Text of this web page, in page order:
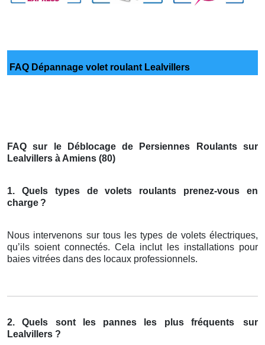
FAQ Dépannage volet roulant Lealvillers
FAQ sur le Déblocage de Persiennes Roulants sur
Lealvillers à Amiens (80)
1. Quels types de volets roulants prenez-vous en
charge ?
Nous intervenons sur tous les types de volets électriques,
qu’ils soient connectés. Cela inclut les installations pour
baies vitrées dans des locaux professionnels.
2. Quels sont les pannes les plus fréquents
sur
Lealvillers ?